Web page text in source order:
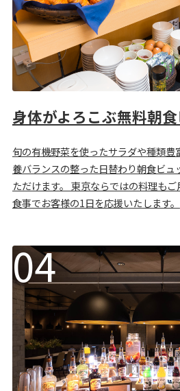
身体がよろこぶ無料朝
旬の有機野菜を使ったサラダや種類
養バランスの整った日替わり朝食ビ
ただけます。 東京ならではの料理も
食事でお客様の1日を応援いたします。